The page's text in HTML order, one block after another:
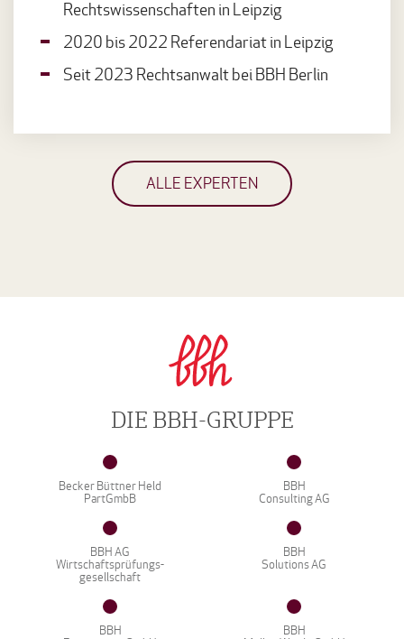
Rechtswissenschaften in Leipzig
2020 bis 2022 Referendariat in Leipzig
Seit 2023 Rechtsanwalt bei BBH Berlin
ALLE EXPERTEN
DIE BBH-GRUPPE
Becker Büttner Held
PartGmbB
BBH
Consulting AG
BBH AG
Wirtschaftsprüfungs-
gesellschaft
BBH
Solutions AG
BBH
BBH